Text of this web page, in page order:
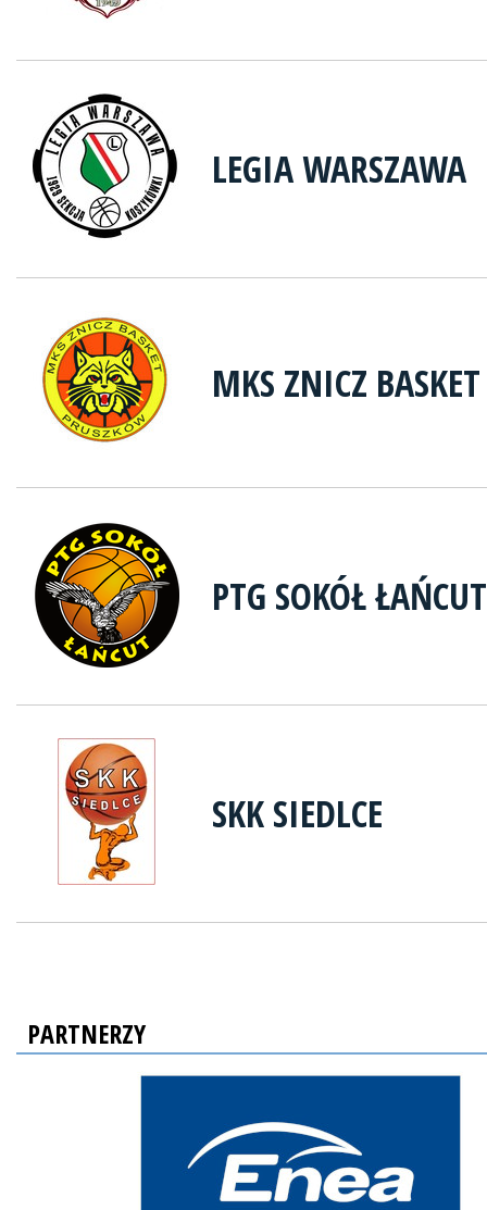
LEGIA WARSZAWA
MKS ZNICZ
PTG SOKÓŁ ŁAŃCUT
SKK SIEDLCE
PARTNERZY